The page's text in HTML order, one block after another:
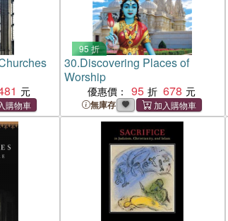
95 折
30.Discovering Places of
Worship
優惠價： 95 678
無庫存